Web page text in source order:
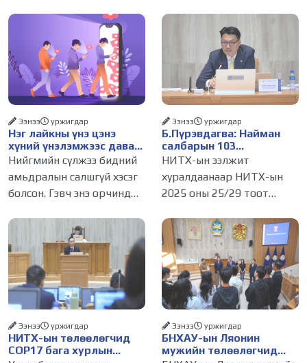
Нэг лайкны үнэ цэнэ
хүний үнэлэмжээс давах
болсон уу?
Ээнээ уржигдар
Нийгмийн сүлжээ бидний
амьдралын салшгүй хэсэг
болсон. Гэвч энэ орчинд
амжилт, тэр ч байтугай
хүний үнэ цэнийг хүртэл
лайк, шэйр, дагагчийн
тоогоор хэмжих хандлага
газар авч
Б.Пүрэвдагва: Найман
салбарын 103
үйлчилгээний
бүртгэлийг цуцалснаар
бизнес эрхлэхэд таатай
нөхцөл бүрдэнэ
Ээнээ уржигдар
НИТХ-ын ээлжит
хуралдаанаар НИТХ-ын
2025 оны 25/29 тоот
журмын зарим хэсгийг
хүчингүй болгож,
зөвшөөрлийн шинжтэй 103
бүртгэлээс нийслэлийн
бизнес эрхлэгчдийг
НИТХ-ын төлөөлөгчид
COP17 бага хурлын
Ээнээ уржигдар
БНХАУ-ын Ляонин
мужийн төлөөлөгчид
Ээнээ уржигдар